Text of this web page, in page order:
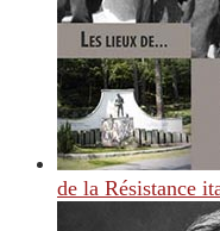
de la Résistance